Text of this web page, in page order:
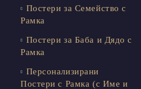
Постери за Семейство с
Рамка
Постери за Баба и Дядо с
Рамка
Персонализирани
Постери с Рамка (с Име и